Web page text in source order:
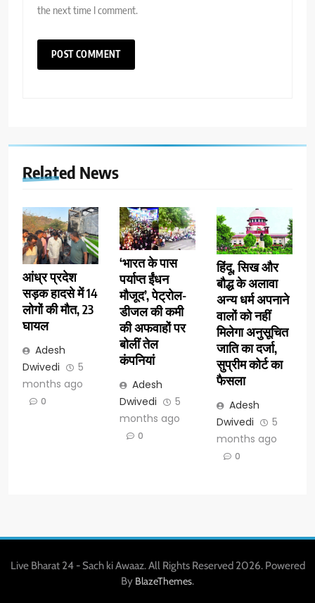
the next time I comment.
Related News
आंध्र प्रदेश
सड़क हादसे में 14
लोगों की मौत, 23
घायल
Adesh
Dwivedi
5
months ago
0
‘भारत के पास
पर्याप्त ईंधन
मौजूद’, पेट्रोल-
डीजल की कमी
की अफवाहों पर
बोलीं तेल
कंपनियां
Adesh
Dwivedi
5
months ago
0
हिंदू, सिख और
बौद्ध के अलावा
अन्य धर्म अपनाने
वालों को नहीं
मिलेगा अनुसूचित
जाति का दर्जा,
सुप्रीम कोर्ट का
फैसला
Adesh
Dwivedi
5
months ago
0
Live Bharat 24 - Sach ki Awaaz. All Rights Reserved 2026. Powered
By BlazeThemes.